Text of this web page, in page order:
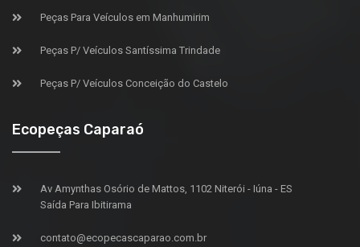
Peças Para Veículos em Manhumirim
Peças P/ Veículos Santíssima Trindade
Peças P/ Veículos Conceição do Castelo
Ecopeças Caparaó
Av Amynthas Osório de Mattos, 1102 Niterói - Iúna - ES
Saída Para Ibitirama
contato@ecopecascaparao.com.br